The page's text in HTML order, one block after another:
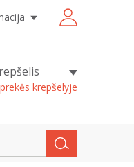
krepšelyje